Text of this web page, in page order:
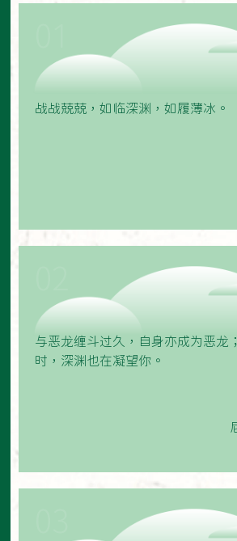
战战兢兢，如临深渊，如履薄冰。
与恶龙缠斗过久，自身亦成为恶龙
时，深渊也在凝望你。